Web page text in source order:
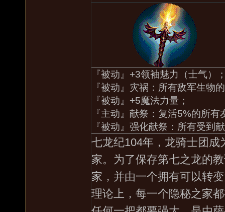
『被动』+3领袖魅力（士气）
『被动』灾祸：所有敌军生物
『被动』+5魔法力量；
『主动』献祭：复活5%的所
『被动』强化献祭：所有受到
七龙纪104年，龙骑士团
家。为了保存第七之龙的
家，并由一个拥有可以转
理论上，每一个隐秘之家